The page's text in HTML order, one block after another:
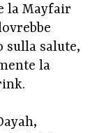
la Mayfair
sulla salute,
la